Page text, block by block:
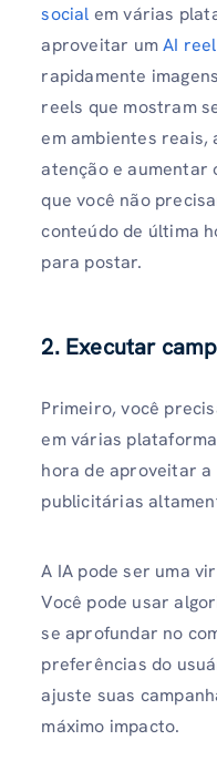
social em várias
aproveitar umAI
rapidamente
reels que mostram
em ambientes reais,
atenção e aumentar
que você não
conteúdo de última
para postar.
2. Executar
Primeiro, você
em várias
hora de aproveitar a
publicitárias
A IA pode ser uma
Você pode usar
se aprofundar no
preferências do
ajuste suas
máximo impacto.